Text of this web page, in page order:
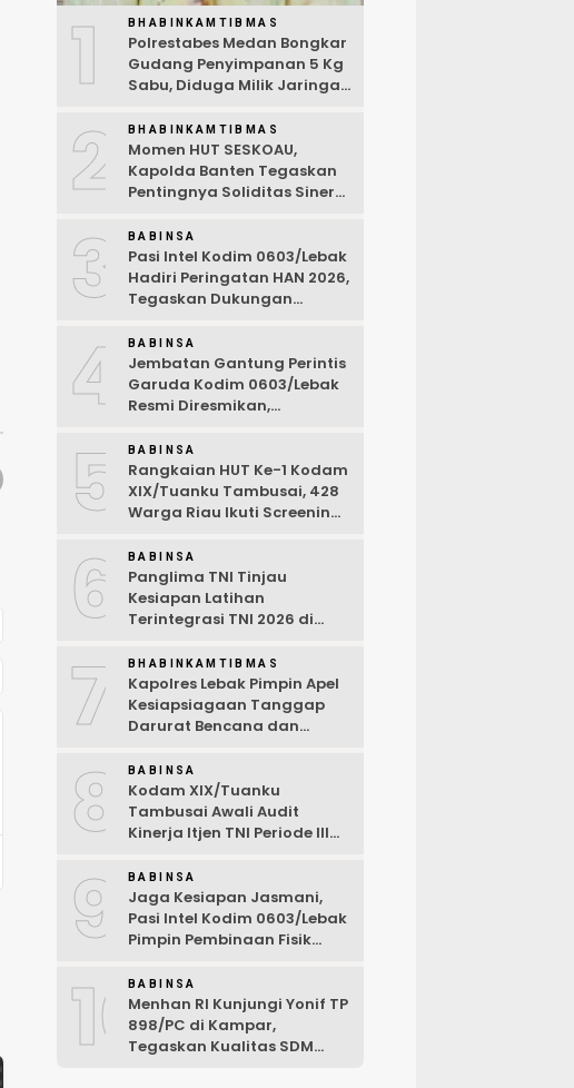
1 BHABINKAMTIBMAS
Polrestabes Medan Bongkar
Gudang Penyimpanan 5 Kg
Sabu, Diduga Milik Jaringan
2 BHABINKAMTIBMAS
Momen HUT SESKOAU,
Kapolda Banten Tegaskan
Pentingnya Soliditas Sinergi
3 BABINSA
Pasi Intel Kodim 0603/Lebak
Hadiri Peringatan HAN 2026,
Tegaskan Dukungan
Ramah Anak
4 BABINSA
Jembatan Gantung Perintis
Garuda Kodim 0603/Lebak
Resmi Diresmikan,
Desa Wanasalam
5 BABINSA
Rangkaian HUT Ke-1 Kodam
XIX/Tuanku Tambusai, 428
Warga Riau Ikuti Screening
6 BABINSA
Panglima TNI Tinjau
Kesiapan Latihan
Terintegrasi TNI 2026 di
7 BHABINKAMTIBMAS
Kapolres Lebak Pimpin Apel
Kesiapsiagaan Tanggap
Darurat Bencana dan
8 BABINSA
Kodam XIX/Tuanku
Tambusai Awali Audit
Kinerja Itjen TNI Periode III
9 BABINSA
Jaga Kesiapan Jasmani,
Pasi Intel Kodim 0603/Lebak
Pimpin Pembinaan Fisik
10BABINSA
Menhan RI Kunjungi Yonif TP
898/PC di Kampar,
Tegaskan Kualitas SDM